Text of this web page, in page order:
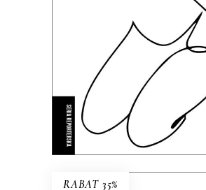
E-BOOK DO KOSZYKA
54.90 35.69zł
KSIĄŻKA DO KOSZYKA
RABAT 35%